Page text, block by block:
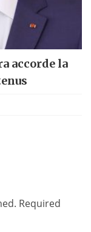
accorde la
Required